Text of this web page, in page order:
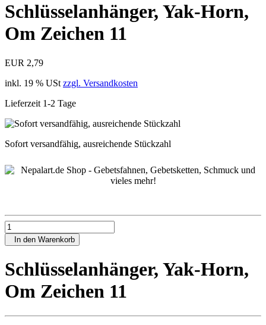
Schlüsselanhänger, Yak-Horn,
Om Zeichen 11
EUR 2,79
inkl. 19 % USt zzgl. Versandkosten
Lieferzeit 1-2 Tage
Sofort versandfähig, ausreichende Stückzahl
In den Warenkorb
Schlüsselanhänger, Yak-Horn,
Om Zeichen 11